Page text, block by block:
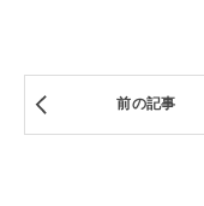
前の記事